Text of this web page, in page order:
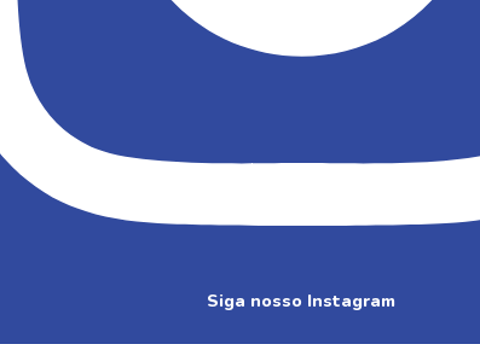
Siga nosso Instagram